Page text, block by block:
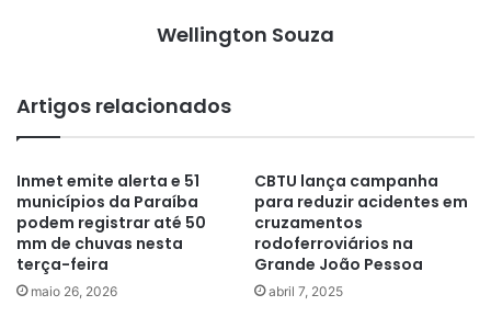
Wellington Souza
Artigos relacionados
Inmet emite alerta e 51
municípios da Paraíba
podem registrar até 50
mm de chuvas nesta
terça-feira
maio 26, 2026
CBTU lança campanha
para reduzir acidentes em
cruzamentos
rodoferroviários na
Grande João Pessoa
abril 7, 2025